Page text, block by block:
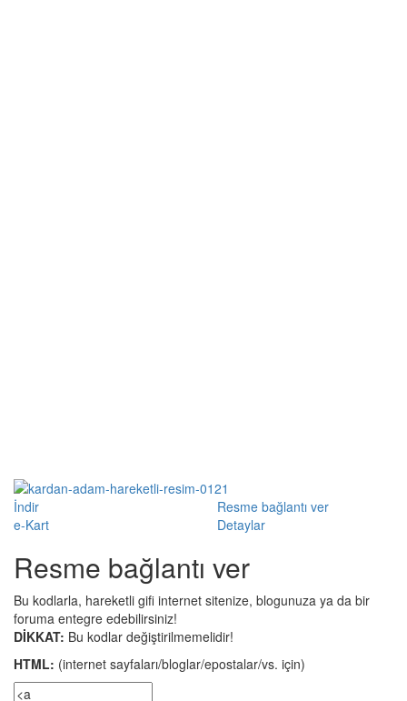
İndir
Resme bağlantı ver
e-Kart
Detaylar
Resme bağlantı ver
Bu kodlarla, hareketli gifi internet sitenize, blogunuza ya da bir
foruma entegre edebilirsiniz!
DİKKAT: Bu kodlar değiştirilmemelidir!
HTML: (internet sayfaları/bloglar/epostalar/vs. için)